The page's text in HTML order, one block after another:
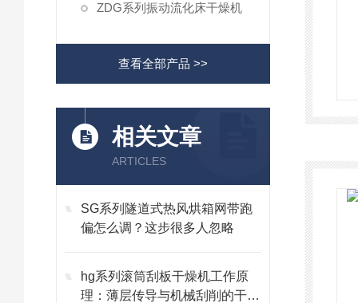
ZDG系列振动流化床干燥机
查看全部产品 >>
相关文章
ARTICLES
SG系列隧道式热风烘箱网带跑
偏怎么调？这步很多人忽略
hg系列滚筒刮板干燥机工作原
理：薄层传导与机械刮削的干燥